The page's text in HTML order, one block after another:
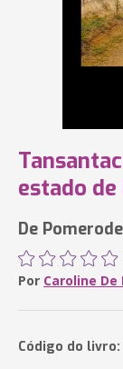
estado de
De
Por Caroline De
Código do